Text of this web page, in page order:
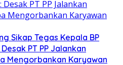
Sikap Tegas Kepala BP
PT PP Jalankan
Mengorbankan Karyawan